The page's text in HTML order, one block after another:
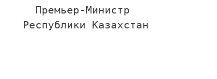
     Премьер-Министр
   Республики Казахстан